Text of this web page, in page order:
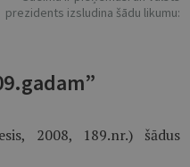
prezidents izsludina šādu likumu:
2008, 189.nr.) šādus